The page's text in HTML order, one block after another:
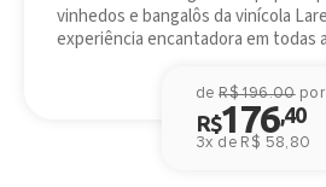
vinhedos e bangalôs da vinícola
experiência encantadora em todas
deR$ 196.00por
R$176,40
3x de R$ 58,80